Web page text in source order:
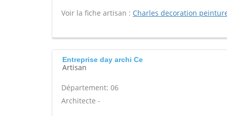
Voir la fiche artisan : Charles decoration
Entreprise day archi Ce
Artisan
Département: 06
Architecte -